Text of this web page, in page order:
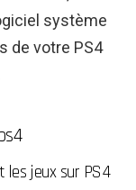
système
de votre PS4
les jeux sur PS4